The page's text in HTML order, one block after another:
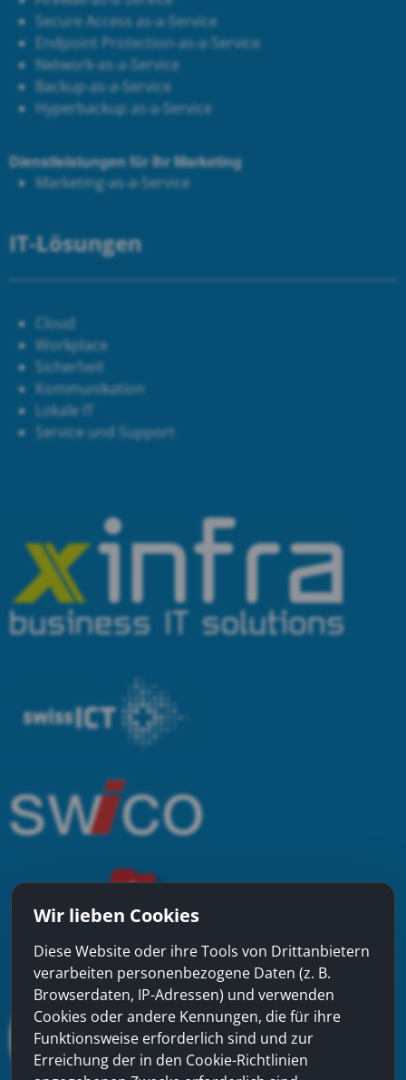
Secure Access as-a-Service
Endpoint Protection-as-a-Service
Network-as-a-Service
Backup-as-a-Service
Hyperbackup as-a-Service
Dienstleistungen für Ihr Marketing
Marketing-as-a-Service
IT-Lösungen
Cloud
Workplace
Sicherheit
Kommunikation
Lokale IT
Service und Support
Wir lieben Cookies
Diese Website oder ihre Tools von Drittanbietern
verarbeiten personenbezogene Daten (z. B.
Browserdaten, IP-Adressen) und verwenden
Cookies oder andere Kennungen, die für ihre
Funktionsweise erforderlich sind und zur
Erreichung der in den Cookie-Richtlinien